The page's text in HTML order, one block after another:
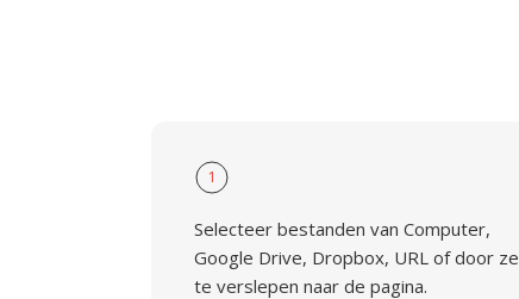
1
Selecteer bestanden van Computer,
Google Drive, Dropbox, URL of door ze
te verslepen naar de pagina.